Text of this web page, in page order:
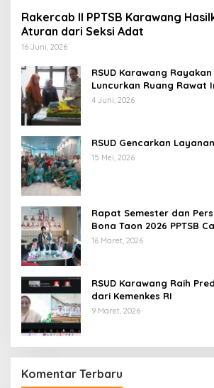
Rakercab II PPTSB Karawang
Aturan dari Seksi Adat
16 Juni, 2026
RSUD Karawang Rayakan
Luncurkan Ruang Rawat
Tingkatkan Pelayanan
4 Juni, 2026
RSUD Gencarkan
15 Mei, 2026
Rapat Semester dan
Bona Taon 2026 PPTSB
Digelar
16 Maret, 2026
RSUD Karawang Raih
dari Kemenkes RI
9 Maret, 2026
Komentar Terbaru